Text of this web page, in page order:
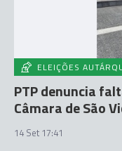
ELEIÇÕES
PTP denuncia
Câmara de São
14 Set 17:41